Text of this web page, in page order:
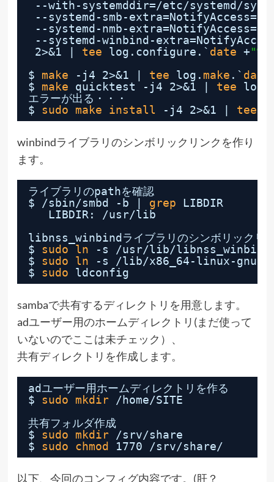
--with-systemddir=/etc/systemd/
--systemd-smb-
--systemd-nmb-
--systemd-winbind-
2>&1 | tee log.configure.` date +
$ make -j4 2>&1 | tee log. make .` date
$ make quicktest -j4 2>&1 | tee
エラーが出る・・・
$ sudo make install -j4 2>&1 | tee
winbindライブラリのシンボリックリンクを作り
ます。
ライブラリのpathを確認
$
/sbin/smbd -b | grep
LIBDIR
LIBDIR:
/usr/lib
libnss_winbindライブラリのシンボリックリ
$ sudo ln -s /usr/lib/libnss_winbind
$ sudo ln -s
/lib/x86_64-linux-gnu/
$ sudo ldconfig
sambaで共有するディレクトリを用意します。
adユーザー用のホームディレクトリ(まだ使って
いないのでここは未チェック）、
共有ディレクトリを作成します。
adユーザー用ホームディレクトリを作る
$ sudo mkdir
/home/SITE
共有フォルダ作成
$ sudo mkdir
/srv/share
$ sudo chmod 1770 /srv/share/
以下、今回のコンフィグ内容です。(肝？